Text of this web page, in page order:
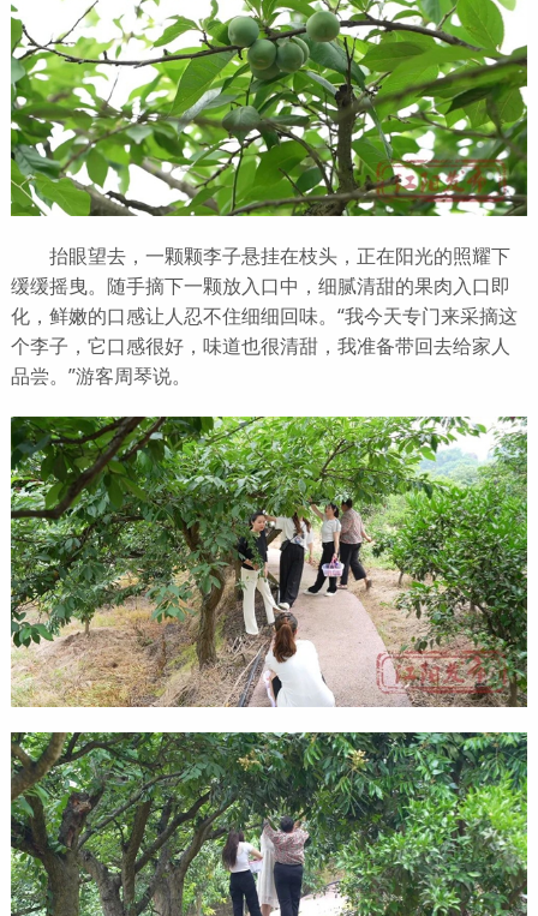
抬眼望去，一颗颗李子悬挂在枝头，正在阳光的照耀下
缓缓摇曳。随手摘下一颗放入口中，细腻清甜的果肉入口即
化，鲜嫩的口感让人忍不住细细回味。“我今天专门来采摘这
个李子，它口感很好，味道也很清甜，我准备带回去给家人
品尝。”游客周琴说。